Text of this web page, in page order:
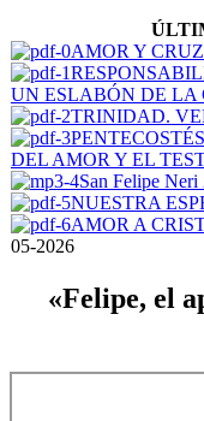
AMOR Y
UN ESLABÓN DE LA
TRINIDAD.
DEL AMOR Y EL
San Felipe Neri
NUESTRA
AMOR A
05-2026
«Felipe, el